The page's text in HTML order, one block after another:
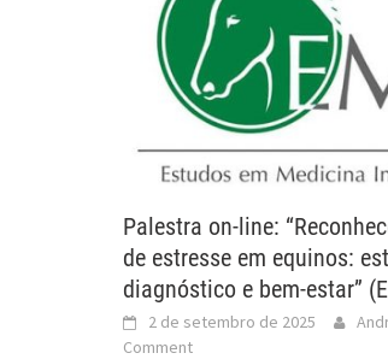
Palestra on-line:
de estresse em equinos:
diagnóstico e bem-estar”
2 de setembro de 2025
Comment